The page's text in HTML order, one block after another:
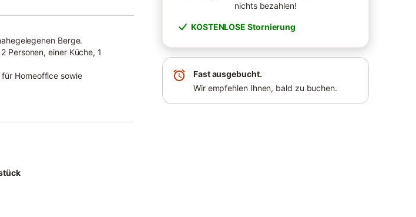
nichts bezahlen!
KOSTENLOSE Stornierung
Fast ausgebucht.
Wir empfehlen Ihnen, bald zu buchen.
Berge.
Personen, einer Küche, 1
Homeoffice sowie
der aus Sie einen
befindet sich in